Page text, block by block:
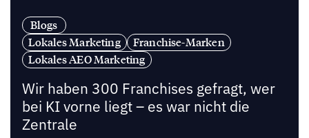
Blogs
Lokales Marketing
Franchise-Marken
Lokales AEO Marketing
Wir haben 300 Franchises gefragt, wer
bei KI vorne liegt – es war nicht die
Zentrale